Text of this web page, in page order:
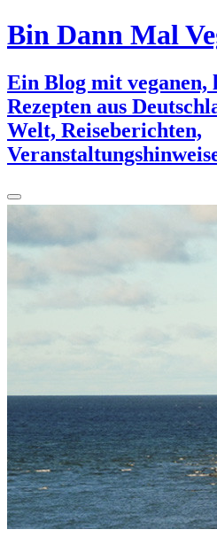
Bin Dann Mal
Ein Blog mit veganen,
Rezepten aus
Welt, Reiseberichten,